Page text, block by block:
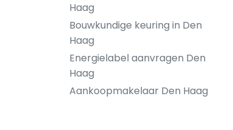
Haag
Bouwkundige keuring in Den
Haag
Energielabel aanvragen Den
Haag
Aankoopmakelaar Den Haag